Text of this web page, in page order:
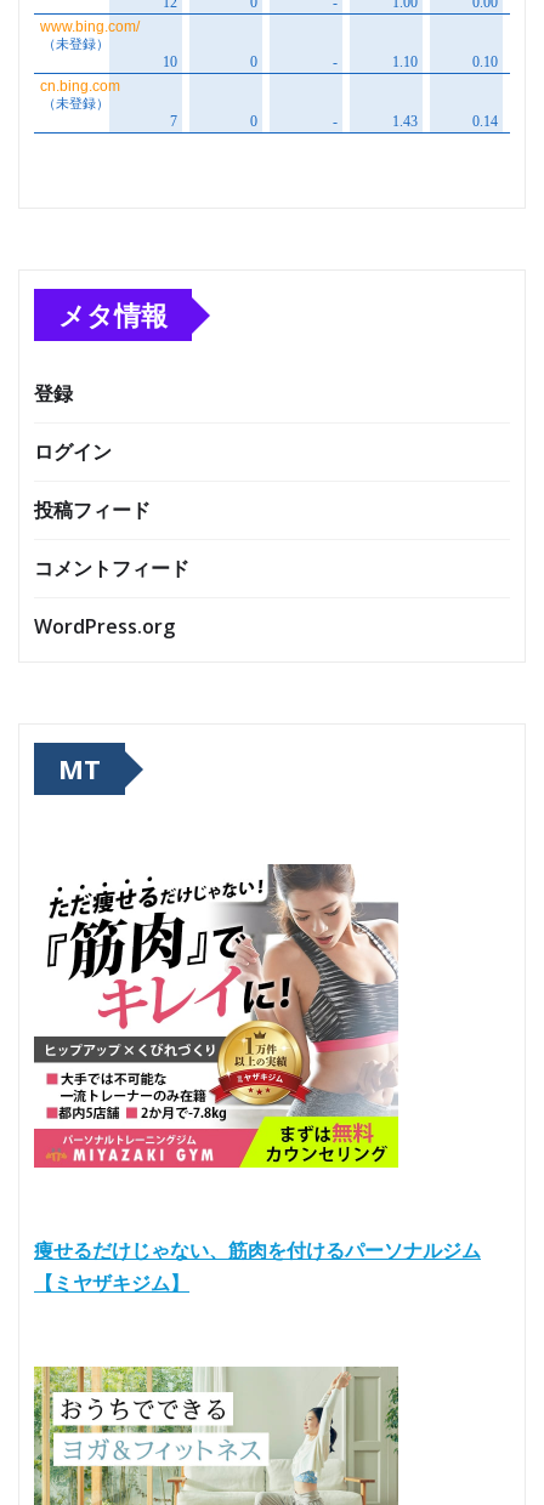
メタ情報
登録
ログイン
投稿フィード
コメントフィード
WordPress.org
MT
痩せるだけじゃない、筋肉を付けるパーソナルジム
【ミヤザキジム】